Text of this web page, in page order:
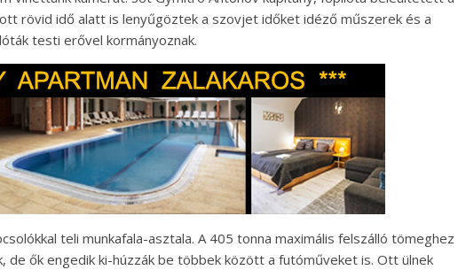
rövid idő alatt is lenyűgöztek a szovjet időket idéző műszerek és a
testi erővel kormányoznak.
teli munkafala-asztala. A 405 tonna maximális felszálló tömeghez
de ők engedik ki-húzzák be többek között a futóműveket is. Ott ülnek